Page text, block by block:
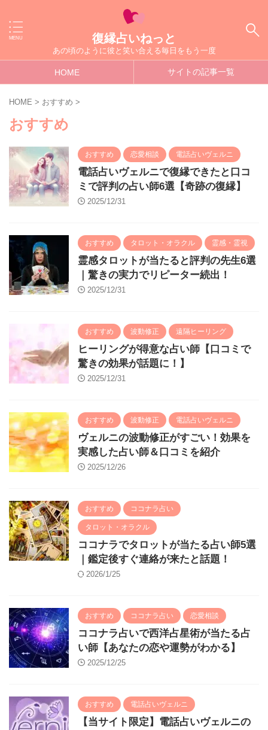
復縁占いねっと
あの頃のように彼と笑い合える毎日をもう一度
HOME サイトの記事一覧
HOME > おすすめ >
おすすめ
おすすめ 恋愛相談 電話占いヴェルニ
電話占いヴェルニで復縁できたと口コ
ミで評判の占い師6選【奇跡の復縁】
2025/12/31
おすすめ タロット・オラクル 霊感・霊視
霊感タロットが当たると評判の先生6選
｜驚きの実力でリピーター続出！
2025/12/31
おすすめ 波動修正 遠隔ヒーリング
ヒーリングが得意な占い師【口コミで
驚きの効果が話題に！】
2025/12/31
おすすめ 波動修正 電話占いヴェルニ
ヴェルニの波動修正がすごい！効果を
実感した占い師＆口コミを紹介
2025/12/26
おすすめ ココナラ占い
タロット・オラクル
ココナラでタロットが当たる占い師5選
｜鑑定後すぐ連絡が来たと話題！
2026/1/25
おすすめ ココナラ占い 恋愛相談
ココナラ占いで西洋占星術が当たる占
い師【あなたの恋や運勢がわかる】
2025/12/25
おすすめ 電話占いヴェルニ
【当サイト限定】電話占いヴェルニの